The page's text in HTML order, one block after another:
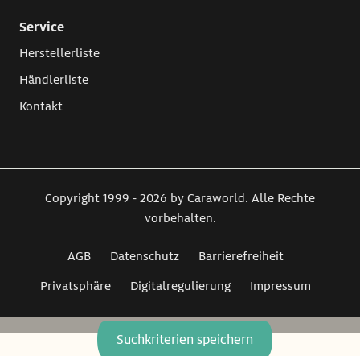
Suchkriterien speichern
Service
Herstellerliste
Händlerliste
Kontakt
Copyright 1999 - 2026 by Caraworld. Alle Rechte
vorbehalten.
AGB Datenschutz
Barrierefreiheit
Privatsphäre
Digitalregulierung Impressum